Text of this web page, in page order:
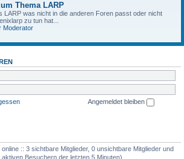
Thema LARP
LARP was nicht in die anderen Foren passt oder nicht
zu tun hat...
Moderator
Angemeldet bleiben
:: 3 sichtbare Mitglieder, 0 unsichtbare Mitglieder und
Besuchern der letzten 5 Minuten)